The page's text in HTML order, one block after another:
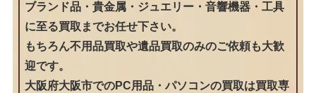
ブランド品・貴金属・ジュエリー・音響機器・工具
に至る買取までお任せ下さい。
もちろん不用品買取や遺品買取のみのご依頼も大歓
迎です。
大阪府大阪市でのPC用品・パソコンの買取は買取専